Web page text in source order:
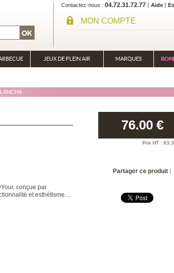
Contactez-nous 04.72.31.72.77 Aide
MON COMPTE
JEUX DE PLEIN AIR MARQUES
conçue par
et esthétisme....
76.00 €
Prix HT :
Partager ce produit :